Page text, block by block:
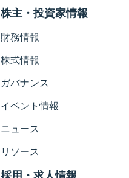
株主・投資家情報
財務情報
株式情報
ガバナンス
イベント情報
ニュース
リソース
採用・求人情報